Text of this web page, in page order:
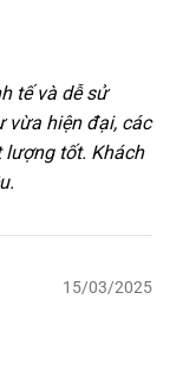
tế và dễ sử
vừa hiện đại, các
tốt. Khách
15/03/2025